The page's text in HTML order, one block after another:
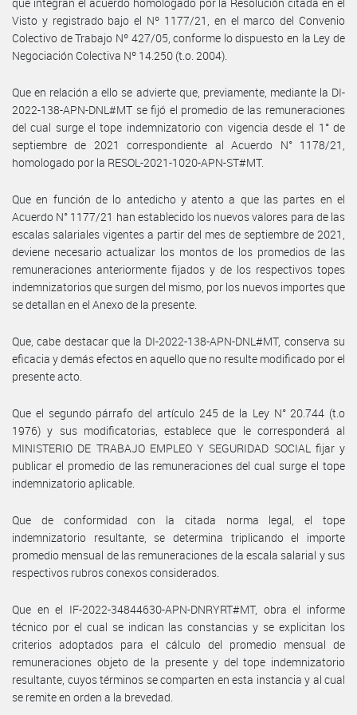
Visto y registrado bajo el Nº 1177/21, en el marco del Convenio
Colectivo de Trabajo Nº 427/05, conforme lo dispuesto en la Ley de
Negociación Colectiva Nº 14.250 (t.o. 2004).
Que en relación a ello se advierte que, previamente, mediante la DI-
2022-138-APN-DNL#MT se fijó el promedio de las remuneraciones
del cual surge el tope indemnizatorio con vigencia desde el 1° de
septiembre de 2021 correspondiente al Acuerdo N° 1178/21,
homologado por la RESOL-2021-1020-APN-ST#MT.
Que en función de lo antedicho y atento a que las partes en el
Acuerdo N° 1177/21 han establecido los nuevos valores para de las
escalas salariales vigentes a partir del mes de septiembre de 2021,
deviene necesario actualizar los montos de los promedios de las
remuneraciones anteriormente fijados y de los respectivos topes
indemnizatorios que surgen del mismo, por los nuevos importes que
se detallan en el Anexo de la presente.
Que, cabe destacar que la DI-2022-138-APN-DNL#MT, conserva su
eficacia y demás efectos en aquello que no resulte modificado por el
presente acto.
Que el segundo párrafo del artículo 245 de la Ley N° 20.744 (t.o
1976) y sus modificatorias, establece que le corresponderá al
MINISTERIO DE TRABAJO EMPLEO Y SEGURIDAD SOCIAL fijar y
publicar el promedio de las remuneraciones del cual surge el tope
indemnizatorio aplicable.
Que de conformidad con la citada norma legal, el tope
indemnizatorio resultante, se determina triplicando el importe
promedio mensual de las remuneraciones de la escala salarial y sus
respectivos rubros conexos considerados.
Que en el IF-2022-34844630-APN-DNRYRT#MT, obra el informe
técnico por el cual se indican las constancias y se explicitan los
criterios adoptados para el cálculo del promedio mensual de
remuneraciones objeto de la presente y del tope indemnizatorio
resultante, cuyos términos se comparten en esta instancia y al cual
se remite en orden a la brevedad.